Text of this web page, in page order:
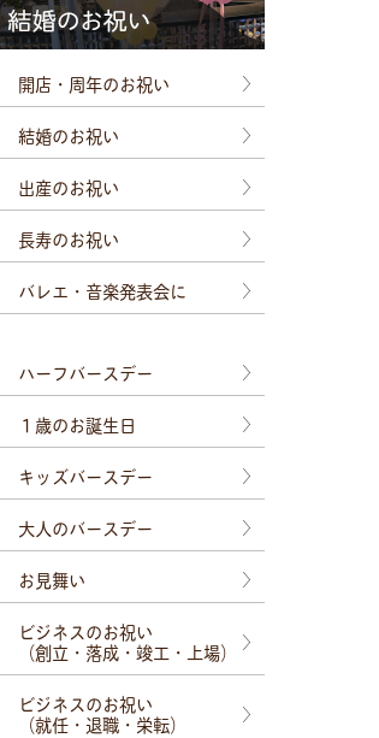
開店・周年のお祝い
結婚のお祝い
出産のお祝い
長寿のお祝い
バレエ・音楽発表会に
ハーフバースデー
１歳のお誕生日
キッズバースデー
大人のバースデー
お見舞い
ビジネスのお祝い
（創立・落成・竣工・上場）
ビジネスのお祝い
（就任・退職・栄転）